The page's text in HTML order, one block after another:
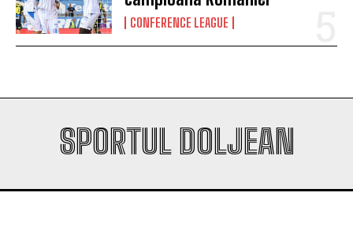
CONFERENCE LEAGUE
SPORTUL DOLJEAN